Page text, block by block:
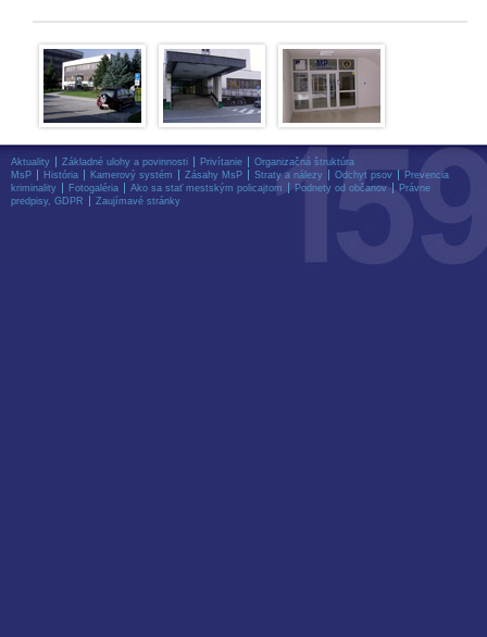
Aktuality Základné ulohy a povinnosti Privítanie
Organizačná štruktúra
MsP
História Kamerový systém Zásahy MsP Straty a nálezy Odchyt psov
Prevencia
kriminality
Fotogaléria Ako sa stať mestským policajtom Podnety od občanov
Právne
predpisy, GDPR
Zaujímavé stránky